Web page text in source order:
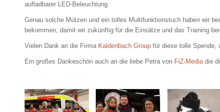
aufladbarer LED-Beleuchtung.
Genau solche Mützen und ein tolles Multifunktionstuch haben wir
bekommen, damit wir zukünftig für die Einsätze und das Training
Vielen Dank an die Firma Kaldenbach Group für diese tolle Spende,
Ein großes Dankeschön auch an die liebe Petra von FiZ-Mediadie